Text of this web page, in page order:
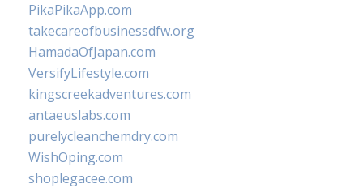
PikaPikaApp.com
takecareofbusinessdfw.org
HamadaOfJapan.com
VersifyLifestyle.com
kingscreekadventures.com
antaeuslabs.com
purelycleanchemdry.com
WishOping.com
shoplegacee.com